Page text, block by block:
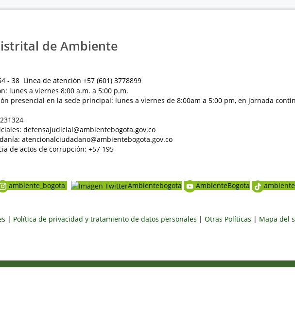
de Ambiente
- 38 Línea de atención +57 (601) 3778899
lunes a viernes 8:00 a.m. a 5:00 p.m.
presencial en la sede principal: lunes a viernes de 8:00am a 5:00 pm, en jornada
defensajudicial@ambientebogota.gov.co
atencionalciudadano@ambientebogota.gov.co
de actos de corrupción: +57 195
ambiente_bogota Ambientebogota AmbienteBogota
| Política de privacidad y tratamiento de datos personales | Otras Políticas | Mapa del